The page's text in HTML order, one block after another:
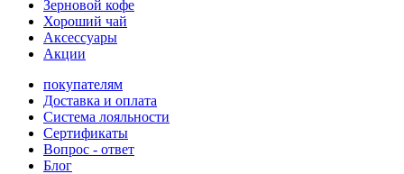
Зерновой кофе
Хороший чай
Аксессуары
Акции
покупателям
Доставка и оплата
Система лояльности
Сертификаты
Вопрос - ответ
Блог